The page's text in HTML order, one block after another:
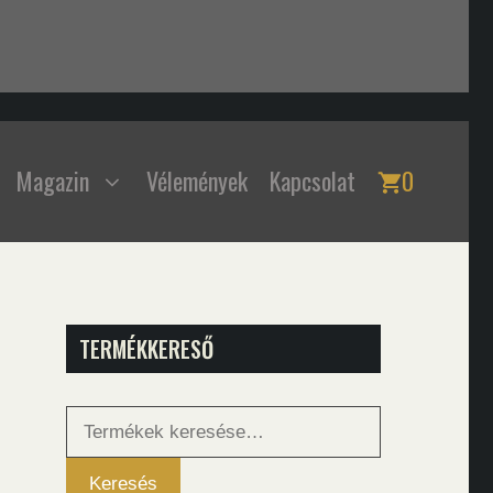
Magazin Vélemények Kapcsolat 0
TERMÉKKERESŐ
Keresés
Keresés